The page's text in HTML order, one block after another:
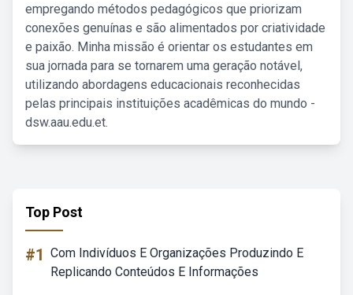
empregando métodos pedagógicos que priorizam
conexões genuínas e são alimentados por criatividade
e paixão. Minha missão é orientar os estudantes em
sua jornada para se tornarem uma geração notável,
utilizando abordagens educacionais reconhecidas
pelas principais instituições acadêmicas do mundo -
dsw.aau.edu.et.
Top Post
#1 Com Indivíduos E Organizações Produzindo E
Replicando Conteúdos E Informações